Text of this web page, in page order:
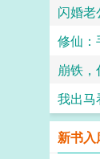
闪婚
修仙：
崩铁
我出马
新书入